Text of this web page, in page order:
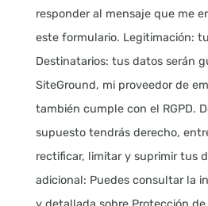
responder al mensaje que me
este formulario. Legitimación:
Destinatarios: tus datos serán
SiteGround, mi proveedor de
también cumple con el RGPD.
supuesto tendrás derecho,
rectificar, limitar y suprimir tus
adicional: Puedes consultar la